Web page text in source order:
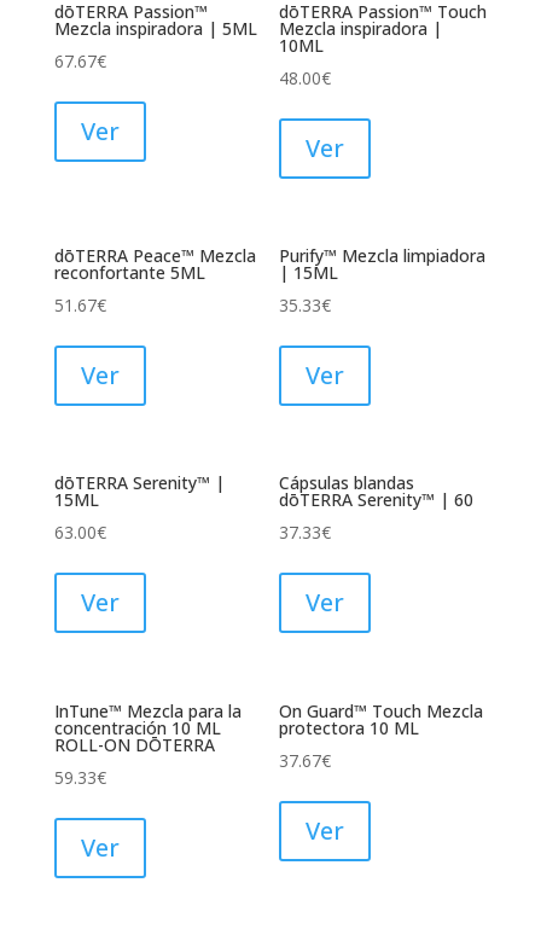
dōTERRA Passion™
Mezcla inspiradora | 5ML
67.67€
Ver
dōTERRA Passion™ Touch
Mezcla inspiradora |
10ML
48.00€
Ver
dōTERRA Peace™ Mezcla
reconfortante 5ML
51.67€
Ver
Purify™ Mezcla limpiadora
| 15ML
35.33€
Ver
dōTERRA Serenity™ |
15ML
63.00€
Ver
Cápsulas blandas
dōTERRA Serenity™ | 60
37.33€
Ver
InTune™ Mezcla para la
concentración 10 ML
ROLL-ON DŌTERRA
59.33€
Ver
On Guard™ Touch Mezcla
protectora 10 ML
37.67€
Ver